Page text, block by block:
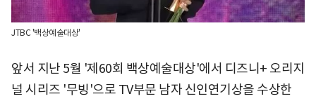
JTBC '백상예술대상'
앞서 지난 5월 '제60회 백상예술대상'에서 디즈니+ 오리지
널 시리즈 '무빙'으로 TV부문 남자 신인연기상을 수상한